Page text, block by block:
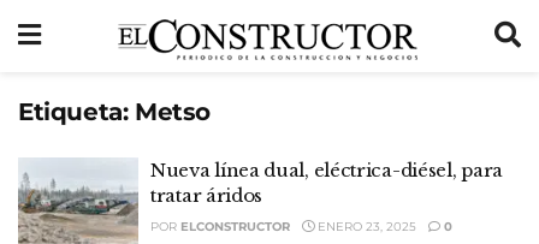
Etiqueta: Metso
Nueva línea dual, eléctrica-diésel, para
tratar áridos
POR ELCONSTRUCTOR ENERO 23, 2025 0